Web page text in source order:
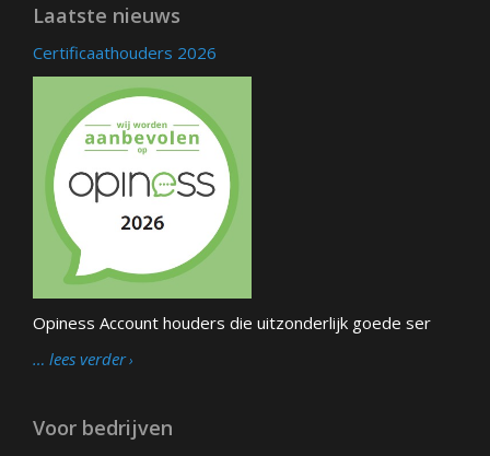
Laatste nieuws
Certificaathouders 2026
Opiness Account houders die uitzonderlijk goede ser
… lees verder
Voor bedrijven